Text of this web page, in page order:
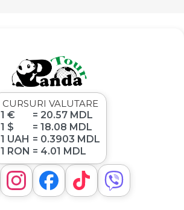
CURSURI VALUTARE
1 €
= 20.57 MDL
1 $
= 18.08 MDL
1 UAH = 0.3903 MDL
1 RON = 4.01 MDL